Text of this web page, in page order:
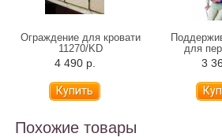
Ограждение для кровати
11270/KD
4 490 р.
для
3
Похожие товары